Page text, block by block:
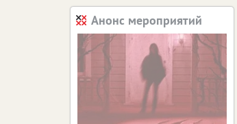
Анонс мероприятий